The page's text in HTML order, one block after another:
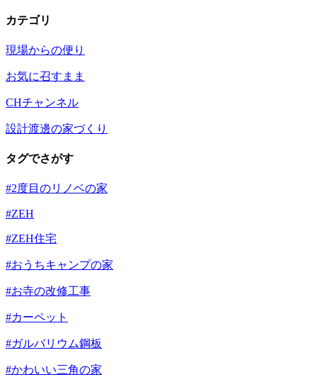
カテゴリ
現場からの便り
お気に召すまま
CHチャンネル
設計渡邊の家づくり
タグでさがす
#2度目のリノベの家
#ZEH
#ZEH住宅
#おうちキャンプの家
#お寺の改修工事
#カーペット
#ガルバリウム鋼板
#かわいい三角の家